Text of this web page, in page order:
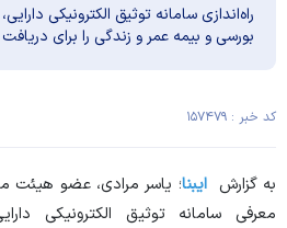
راه‌اندازی سامانه توثیق الکترونیکی
بورسی و بیمه عمر و زندگی را برای
کد خبر : ۱۵۷۴۷۹
به گزارشایبنا؛ یاسر مرادی، عضو هیئت
معرفی سامانه توثیق الکترونیکی